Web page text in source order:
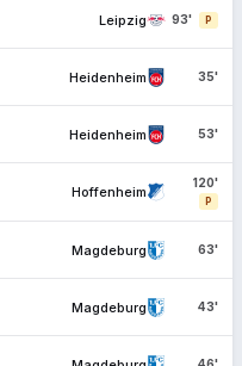
Leipzig 93' P
Heidenheim 35'
Heidenheim 53'
Hoffenheim
120'
P
Magdeburg 63'
Magdeburg 43'